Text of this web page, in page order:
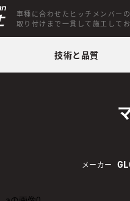
車種に合わせたヒッチメンバー
取り付けまで一貫して施工して
技術と品質
メーカー